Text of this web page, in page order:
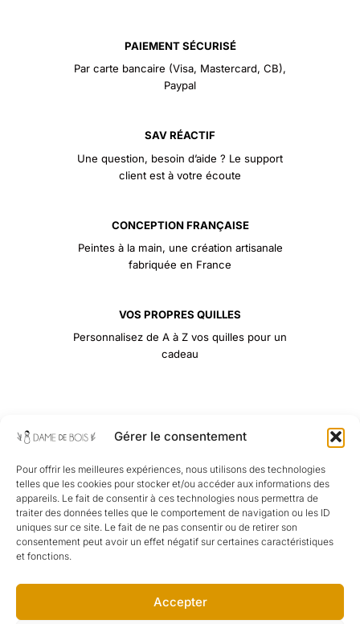
Gérer le consentement
Pour offrir les meilleures expériences, nous utilisons des technologies
telles que les cookies pour stocker et/ou accéder aux informations des
appareils. Le fait de consentir à ces technologies nous permettra de
traiter des données telles que le comportement de navigation ou les ID
uniques sur ce site. Le fait de ne pas consentir ou de retirer son
consentement peut avoir un effet négatif sur certaines caractéristiques
et fonctions.
Accepter
PAIEMENT SÉCURISÉ
Par carte bancaire (Visa, Mastercard, CB),
Paypal
SAV RÉACTIF
Une question, besoin d’aide ? Le support
client est à votre écoute
CONCEPTION FRANÇAISE
Peintes à la main, une création artisanale
fabriquée en France
VOS PROPRES QUILLES
Personnalisez de A à Z vos quilles pour un
cadeau
Dame
de Bois
I
s
Informations
Politique
De
Cookies
Remboursements
Confidentialité
Mentions
Légales
CGV
Newsletter
Ne ratez pas les
promotions
toute l’année !